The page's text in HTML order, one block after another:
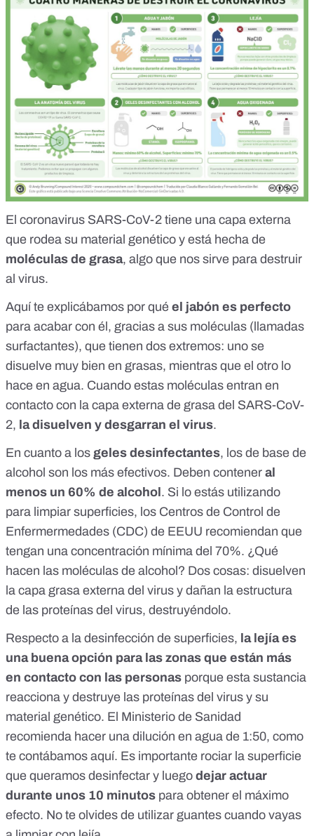
El coronavirus SARS-CoV-2 tiene una capa externa
que rodea su material genético y está hecha de
moléculas de grasa, algo que nos sirve para destruir
al virus.
Aquíte explicábamos por qué el jabón es perfecto
para acabar con él, gracias a sus moléculas (llamadas
surfactantes), que tienen dos extremos: uno se
disuelve muy bien en grasas, mientras que el otro lo
hace en agua. Cuando estas moléculas entran en
contacto con la capa externa de grasa del SARS-CoV-
2, la disuelven y desgarran el virus.
En cuanto a los geles desinfectantes, los de base de
alcohol son los más efectivos. Deben contener al
menos un 60% de alcohol . Si lo estás utilizando
para limpiar superficies, los Centros de Control de
Enfermermedades (CDC) de EEUU recomiendan que
tengan una concentración mínima del 70%. ¿Qué
hacen las moléculas de alcohol? Dos cosas: disuelven
la capa grasa externa del virus y dañan la estructura
de las proteínas del virus, destruyéndolo.
Respecto a la desinfección de superficies, la lejía es
una buena opción para las zonas que están más
en contacto con las personas porque esta sustancia
reacciona y destruye las proteínas del virus y su
material genético. El Ministerio de Sanidad
recomienda hacer una dilución en agua de 1:50, como
te contábamos aquí. Es importante rociar la superficie
que queramos desinfectar y luego dejar actuar
durante unos 10 minutos para obtener el máximo
efecto. No te olvides de utilizar guantes cuando vayas